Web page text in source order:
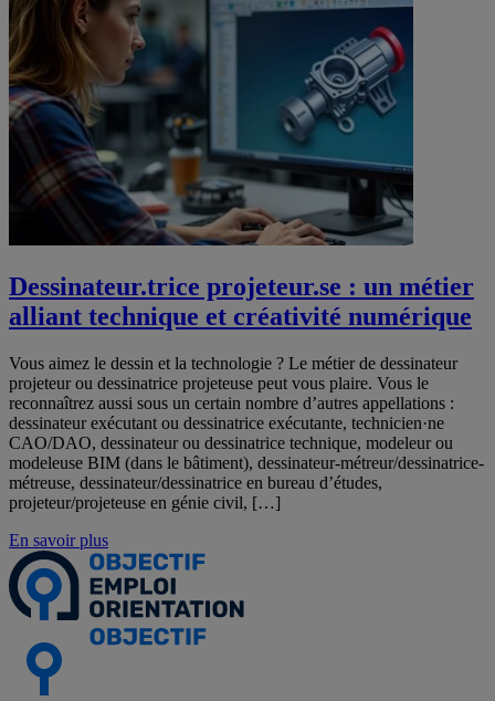
Dessinateur.trice projeteur.se : un métier
alliant technique et créativité numérique
Vous aimez le dessin et la technologie ? Le métier de dessinateur
projeteur ou dessinatrice projeteuse peut vous plaire. Vous le
reconnaîtrez aussi sous un certain nombre d’autres appellations :
dessinateur exécutant ou dessinatrice exécutante, technicien·ne
CAO/DAO, dessinateur ou dessinatrice technique, modeleur ou
modeleuse BIM (dans le bâtiment), dessinateur-métreur/dessinatrice-
métreuse, dessinateur/dessinatrice en bureau d’études,
projeteur/projeteuse en génie civil, […]
En savoir plus